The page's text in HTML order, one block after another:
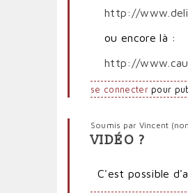
http://
ou encore là :
http://
se connecterpour
Soumis par Vincent
VIDÉO ?
C'est possible